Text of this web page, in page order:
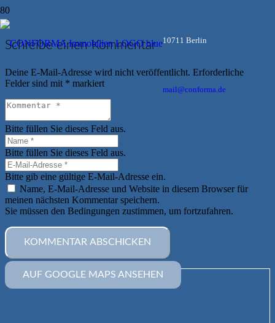
10711 Berlin
mail@conforma.de
Schreibe einen Kommentar
Deine E-Mail-Adresse wird nicht veröffentlicht. Erforderliche
Felder sind mit * markiert
Bitte füllen Sie dieses Feld aus.
Bitte füllen Sie dieses Feld aus.
Bitte gib eine gültige E-Mail-Adresse ein.
Name, E-Mail-Adresse und Website in diesem Browser für
meinen nächsten Kommentar speichern.
Sie müssen den Bedingungen zustimmen, um fortzufahren.
KOMMENTAR ABSCHICKEN
AUF GOOGLE MAPS ANSEHEN